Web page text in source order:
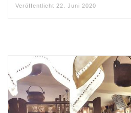
Veröffentlicht 22. Juni 2020